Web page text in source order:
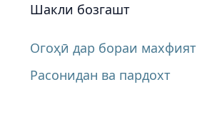
Шакли бозгашт
Огоҳӣ дар бораи махфият
Расонидан ва пардохт